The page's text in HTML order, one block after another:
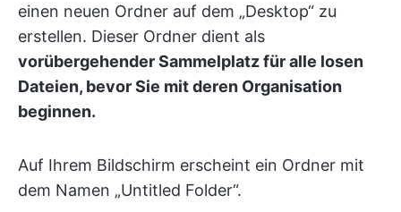
einen neuen Ordner auf dem „Desktop“ zu
erstellen. Dieser Ordner dient als
vorübergehender Sammelplatz für alle losen
Dateien, bevor Sie mit deren Organisation
beginnen.
Auf Ihrem Bildschirm erscheint ein Ordner mit
dem Namen „Untitled Folder“.